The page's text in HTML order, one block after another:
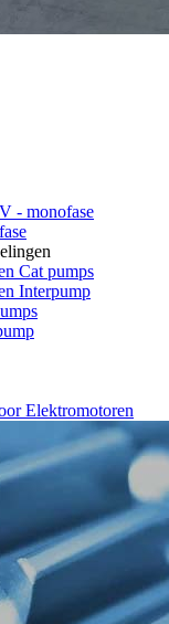
- monofase
Cat pumps
Interpump
Elektromotoren